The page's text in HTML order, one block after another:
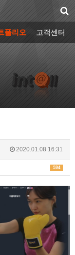
폴리오 고객센터
2020.01.08 16:31
594